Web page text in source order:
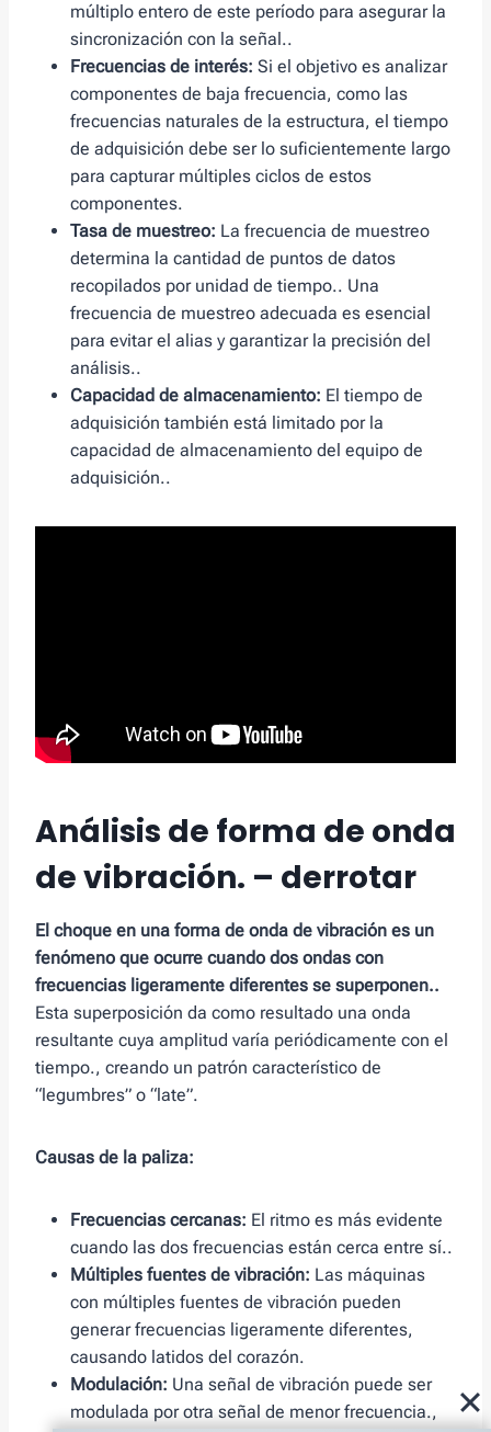
múltiplo entero de este período para asegurar la
sincronización con la señal..
Frecuencias de interés: Si el objetivo es analizar
componentes de baja frecuencia, como las
frecuencias naturales de la estructura, el tiempo
de adquisición debe ser lo suficientemente largo
para capturar múltiples ciclos de estos
componentes.
Tasa de muestreo: La frecuencia de muestreo
determina la cantidad de puntos de datos
recopilados por unidad de tiempo.. Una
frecuencia de muestreo adecuada es esencial
para evitar el alias y garantizar la precisión del
análisis..
Capacidad de almacenamiento: El tiempo de
adquisición también está limitado por la
capacidad de almacenamiento del equipo de
adquisición..
Análisis de forma de onda
de vibración. – derrotar
El choque en una forma de onda de vibración es un
fenómeno que ocurre cuando dos ondas con
frecuencias ligeramente diferentes se superponen..
Esta superposición da como resultado una onda
resultante cuya amplitud varía periódicamente con el
tiempo., creando un patrón característico de
“legumbres” o “late”.
Causas de la paliza:
Frecuencias cercanas: El ritmo es más evidente
cuando las dos frecuencias están cerca entre sí..
Múltiples fuentes de vibración: Las máquinas
con múltiples fuentes de vibración pueden
generar frecuencias ligeramente diferentes,
causando latidos del corazón.
Modulación: Una señal de vibración puede ser
modulada por otra señal de menor frecuencia.,